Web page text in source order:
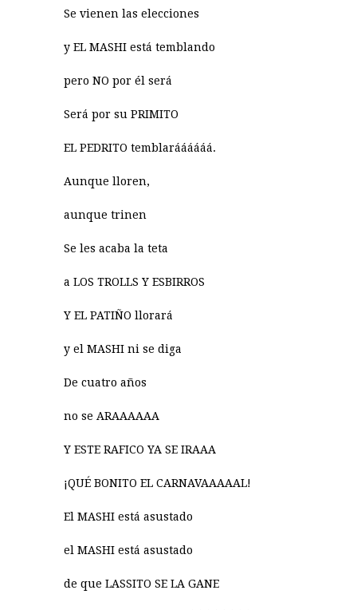
Se vienen las elecciones
y EL MASHI está temblando
pero NO por él será
Será por su PRIMITO
EL PEDRITO temblaráááááá.
Aunque lloren,
aunque trinen
Se les acaba la teta
a LOS TROLLS Y ESBIRROS
Y EL PATIÑO llorará
y el MASHI ni se diga
De cuatro años
no se ARAAAAAA
Y ESTE RAFICO YA SE IRAAA
¡QUÉ BONITO EL CARNAVAAAAAL!
El MASHI está asustado
el MASHI está asustado
de que LASSITO SE LA GANE